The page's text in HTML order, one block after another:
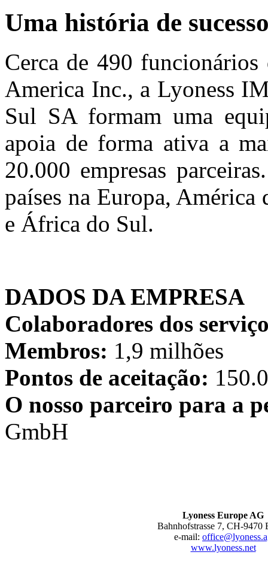
Uma história de
Cerca de 490
America Inc., a Lyoness
Sul SA formam uma
apoia de forma ativa a
20.000 empresas
países na Europa,
e África do Sul.
DADOS DA EMPRESA
Colaboradores dos
Membros: 1,9 milhões
Pontos de aceitação:
O nosso parceiro para a
GmbH
Lyoness Europe AG
Bahnhofstrasse 7, CH-9470
e-mail: office
www.lyoness.net